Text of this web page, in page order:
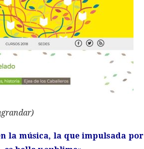
la música, la que impulsada por